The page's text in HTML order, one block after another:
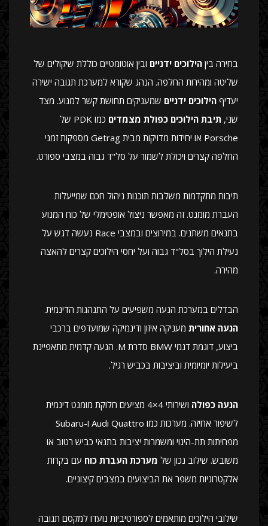
בחירה בין הילוכים ידניים ובין אוטומטיים כוללת שיקולים של
שליטה ומהירות החלפה. הנהג שקורא למערכת תגובה ישירה
יעדיף הילוכים ידניים שמעניקים תחושת קשר למנוע. מצד
שני, תיבת הילוכים כפולת מצמדים
כמו PDK של
Porsche או יחידות מדויקות מבית Getrag מספקות זמני
החלפה קצרים ויכולת לשמור על סל"ד גבוה במצבי ספורט.
תיבות מתקדמות משלבות תוכנות ניהול חכם שמייעלות
העברת מומנט. זה מאפשר ניצול אופטימלי של כוח המנוע
בתנאים משתנים. במירוצים ובמצבי Race נעשה דגש על
נעילת הילוך בסל"ד גבוה ועל יחסי הילוכים קצרים להאצה
מהירה.
הבדלים במערכת הנעה משפיעים על התנהגות הדינמית.
הנעה אחורית מעניקה איזון ודינמיקה שמועדפים ברכבי
ביצוע, דוגמת דגמי BMW סדרת M. הנעה קדמית מתאפיינת
ביעילות יומיומית וביציבות בכביש רגיל.
הנעה כפולה
ושירותי 4×4 מציעים חלוקת מומנט דינמית
לשיפור אחיזה. מערכות כמו Audi Quattro ו-Subaru
מפחיתות תת-היגוי ומשמרות יציבות בתנאי כביש רטוב או
משובש. שילוב נכון של מערכת העברת כוח עם בקרות
אלקטרוניות משפר את הביצועים במצבים קיצוניים.
שילובי הילוכים מותאמים לספורטיביות נועדו למקסם תגובה